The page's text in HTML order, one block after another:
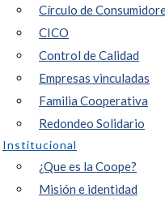
Círculo de
CICO
Control de Calidad
Empresas vinculadas
Familia Cooperativa
Redondeo Solidario
Institucional
¿Que es la Coope?
Misión e identidad